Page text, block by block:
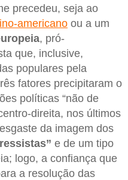
precedeu, seja ao
americano ou a um
, pró-
que, inclusive,
populares pela
fatores precipitaram o
políticas “não de
direita, nos últimos
da imagem dos
e de um tipo
logo, a confiança que
a resolução das